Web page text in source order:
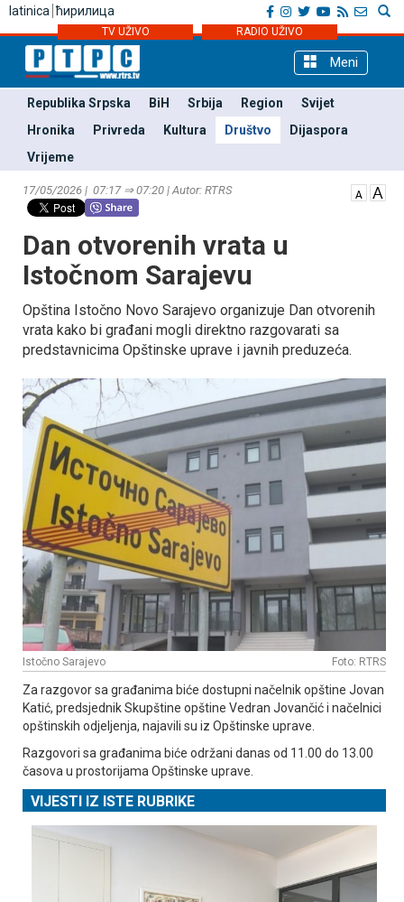
latinica ћирилица
TV UŽIVO RADIO UŽIVO
Meni
Republika Srpska BiH Srbija Region
Svijet
Hronika
Privreda Kultura Društvo
Dijaspora
Vrijeme
17/05/2026 | 07:17 ⇒ 07:20 | Autor: RTRS
Dan otvorenih vrata u
Istočnom Sarajevu
Opština Istočno Novo Sarajevo organizuje Dan otvorenih
vrata kako bi građani mogli direktno razgovarati sa
predstavnicima Opštinske uprave i javnih preduzeća.
Istočno Sarajevo Foto: RTRS
Za razgovor sa građanima biće dostupni načelnik opštine Јovan
Katić, predsjednik Skupštine opštine Vedran Јovančić i načelnici
opštinskih odjeljenja, najavili su iz Opštinske uprave.
Razgovori sa građanima biće održani danas od 11.00 do 13.00
časova u prostorijama Opštinske uprave.
VIJESTI IZ ISTE RUBRIKE